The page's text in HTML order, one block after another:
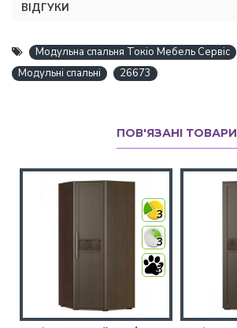
ВІДГУКИ
Модульна спальня Токіо Мебель Сервіс
Модульні спальні
26673
ПОВ'ЯЗАНІ ТОВАРИ
3
3
3